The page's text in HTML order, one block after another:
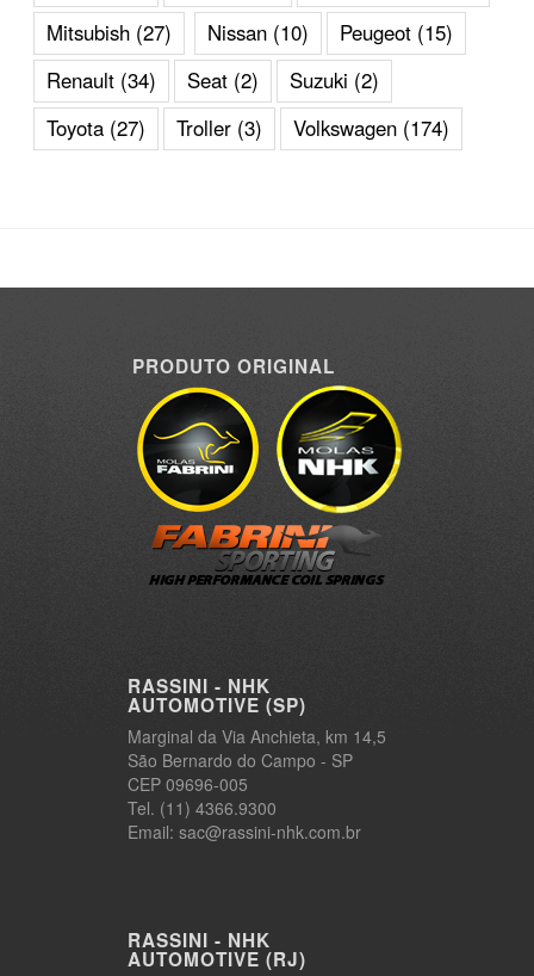
Mitsubish (27) Nissan (10) Peugeot (15)
Renault (34) Seat (2) Suzuki (2)
Toyota (27) Troller (3) Volkswagen (174)
PRODUTO ORIGINAL
RASSINI - NHK
AUTOMOTIVE (SP)
Marginal da Via Anchieta, km 14,5
São Bernardo do Campo - SP
CEP 09696-005
Tel. (11) 4366.9300
Email: sac@rassini-nhk.com.br
RASSINI - NHK
AUTOMOTIVE (RJ)